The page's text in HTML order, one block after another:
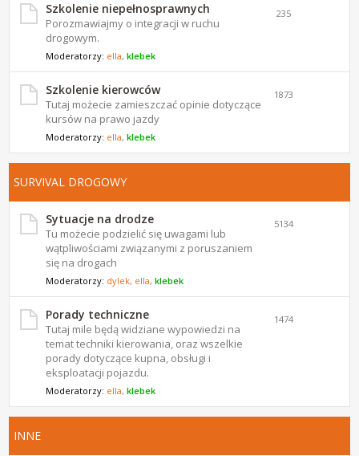
Szkolenie niepełnosprawnych
Porozmawiajmy o integracji w ruchu
drogowym.
Moderatorzy: ella,klebek
235
Szkolenie kierowców
Tutaj możecie zamieszczać opinie dotyczące
kursów na prawo jazdy
Moderatorzy: ella,klebek
1873
SURVIVAL DROGOWY
Sytuacje na drodze
Tu możecie podzielić się uwagami lub
wątpliwościami związanymi z poruszaniem
się na drogach
Moderatorzy: dylek, ella,klebek
5134
Porady techniczne
Tutaj mile będą widziane wypowiedzi na
temat techniki kierowania, oraz wszelkie
porady dotyczące kupna, obsługi i
eksploatacji pojazdu.
Moderatorzy: ella,klebek
1474
INNE